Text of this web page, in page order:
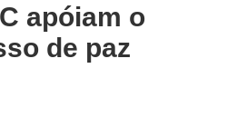
apóiam o
de paz